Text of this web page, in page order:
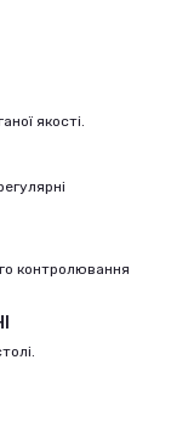
якості.
контролювання